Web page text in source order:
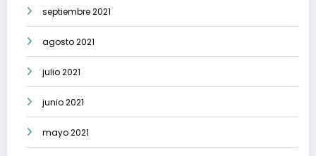
septiembre 2021
agosto 2021
julio 2021
junio 2021
mayo 2021